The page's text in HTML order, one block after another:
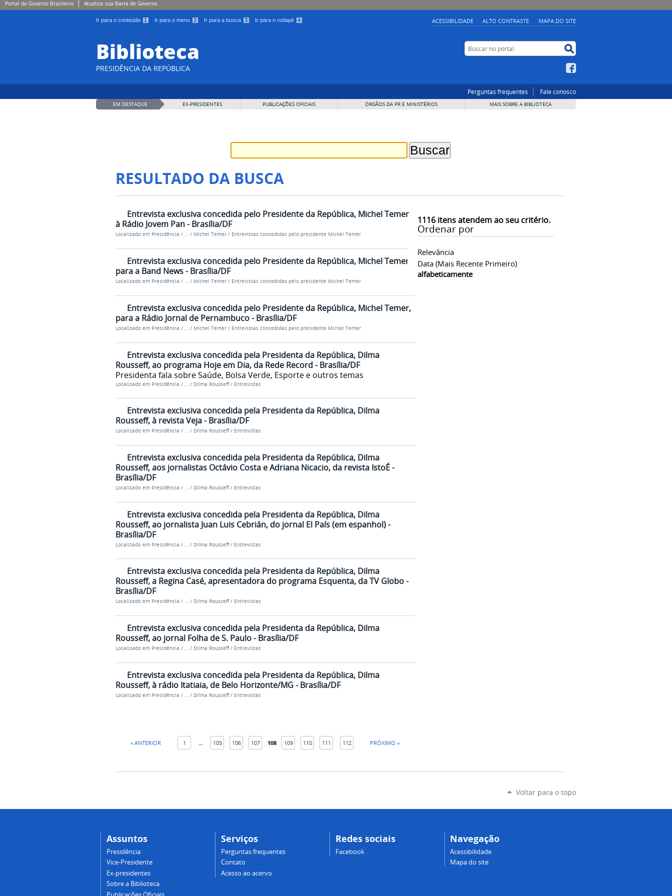
Portal do Governo Brasileiro Atualize sua Barra de Governo
Ir para o conteúdo 1 Ir para o menu 2 Ir para a busca 3 Ir para o rodapé 4 ACESSIBILIDADE ALTO CONTRASTE MAPA DO SITE
Biblioteca
PRESIDÊNCIA DA REPÚBLICA
Buscar no portal
Perguntas frequentes Fale conosco
EM DESTAQUE EX-PRESIDENTES PUBLICAÇÕES OFICIAIS ÓRGÃOS DA PR E MINISTÉRIOS MAIS SOBRE A BIBLIOTECA
RESULTADO DA BUSCA
1116itens atendem ao seu critério.
Ordenar por
Relevância
Data (mais Recente Primeiro)
alfabeticamente
Entrevista exclusiva concedida pelo Presidente da República, Michel Temer,
à Rádio Jovem Pan - Brasília/DF
Localizado em Presidência / … / Michel Temer / Entrevistas concedidas pelo presidente Michel Temer
Entrevista exclusiva concedida pelo Presidente da República, Michel Temer,
para a Band News - Brasília/DF
Localizado em Presidência / … / Michel Temer / Entrevistas concedidas pelo presidente Michel Temer
Entrevista exclusiva concedida pelo Presidente da República, Michel Temer,
para a Rádio Jornal de Pernambuco - Brasília/DF
Localizado em Presidência / … / Michel Temer / Entrevistas concedidas pelo presidente Michel Temer
Entrevista exclusiva concedida pela Presidenta da República, Dilma
Rousseff, ao programa Hoje em Dia, da Rede Record - Brasília/DF
Presidenta fala sobre Saúde, Bolsa Verde, Esporte e outros temas
Localizado em Presidência / / Dilma Rousseff / Entrevistas
Entrevista exclusiva concedida pela Presidenta da República, Dilma
Rousseff, à revista Veja - Brasília/DF
Localizado em Presidência / … / Dilma Rousseff / Entrevistas
Entrevista exclusiva concedida pela Presidenta da República, Dilma
Rousseff, aos jornalistas Octávio Costa e Adriana Nicacio, da revista IstoÉ -
Brasília/DF
Localizado em Presidência / … / Dilma Rousseff / Entrevistas
Entrevista exclusiva concedida pela Presidenta da República, Dilma
Rousseff, ao jornalista Juan Luis Cebrián, do jornal El País (em espanhol) -
Brasília/DF
Localizado em Presidência / … / Dilma Rousseff / Entrevistas
Entrevista exclusiva concedida pela Presidenta da República, Dilma
Rousseff, a Regina Casé, apresentadora do programa Esquenta, da TV Globo -
Brasília/DF
Localizado em Presidência / … / Dilma Rousseff / Entrevistas
Entrevista exclusiva concedida pela Presidenta da República, Dilma
Rousseff, ao jornal Folha de S. Paulo - Brasília/DF
Localizado em Presidência / … / Dilma Rousseff / Entrevistas
Entrevista exclusiva concedida pela Presidenta da República, Dilma
Rousseff, à rádio Itatiaia, de Belo Horizonte/MG - Brasília/DF
Localizado em Presidência / … / Dilma Rousseff / Entrevistas
« ANTERIOR 1 105 106 107 108 109 110 111 112 PRÓXIMO »
Voltar para o topo
Assuntos
Presidência
Vice-Presidente
Ex-presidentes
Sobre a Biblioteca
Serviços
Perguntas frequentes
Contato
Acesso ao acervo
Redes sociais
Facebook
Navegação
Acessibilidade
Mapa do site